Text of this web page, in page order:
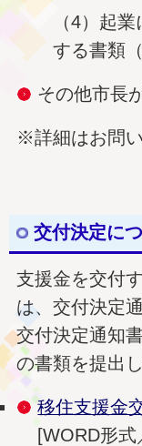
（4）起
する書類
その他市長
※詳細はお問
交付決定に
支援金を交付
は、交付決定
交付決定通知
の書類を提出
移住支援金
[WORD形式